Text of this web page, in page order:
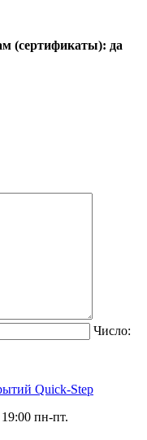
(сертификаты): да
Число:
пн-пт.